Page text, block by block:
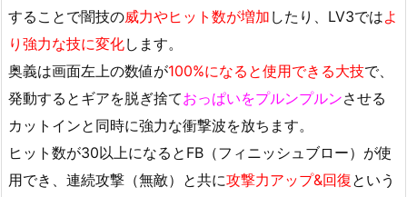
することで闇技の威力やヒット数が増加 したり、LV3ではよ
り強力な技に変化します。
奥義は画面左上の数値が100%になると使用できる大技で、
発動するとギアを脱ぎ捨ておっぱいをプルンプルンさせる
カットインと同時に強力な衝撃波を放ちます。
ヒット数が30以上になるとFB（フィニッシュブロー）が使
用でき、連続攻撃（無敵）と共に攻撃力アップ&回復という